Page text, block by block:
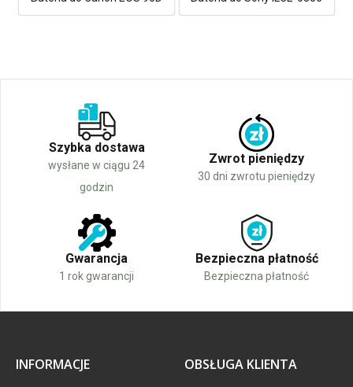
Szybka dostawa
wysłane w ciągu 24
godzin
Zwrot pieniędzy
30 dni zwrotu pieniędzy
Gwarancja
1 rok gwarancji
Bezpieczna płatność
Bezpieczna płatność
INFORMACJE OBSŁUGA KLIENTA